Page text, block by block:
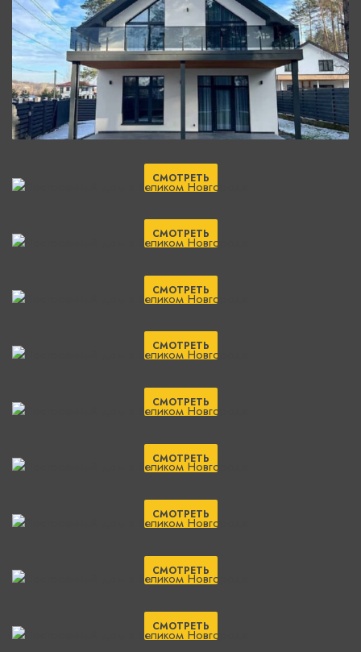
СМОТРЕТЬ
СМОТРЕТЬ
СМОТРЕТЬ
СМОТРЕТЬ
СМОТРЕТЬ
СМОТРЕТЬ
СМОТРЕТЬ
СМОТРЕТЬ
СМОТРЕТЬ
СМОТРЕТЬ